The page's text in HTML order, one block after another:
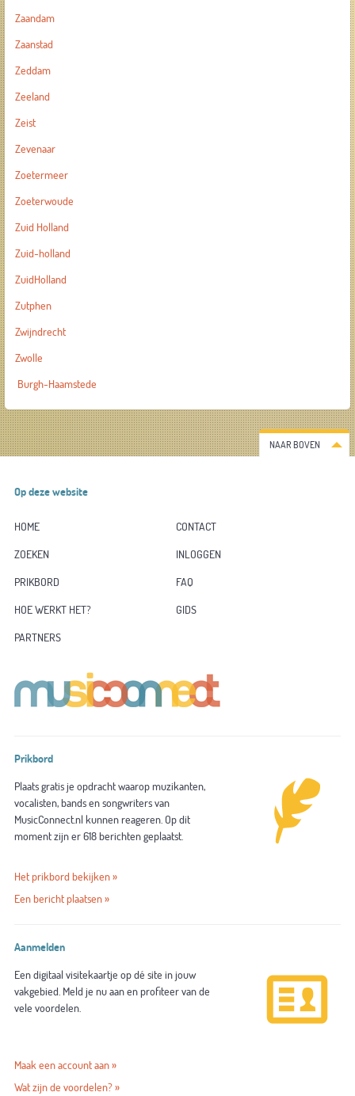
Zaandam
Zaanstad
Zeddam
Zeeland
Zeist
Zevenaar
Zoetermeer
Zoeterwoude
Zuid Holland
Zuid-holland
ZuidHolland
Zutphen
Zwijndrecht
Zwolle
Burgh-Haamstede
NAAR BOVEN
Op deze website
HOME
CONTACT
ZOEKEN
INLOGGEN
PRIKBORD
FAQ
HOE WERKT HET?
GIDS
PARTNERS
Prikbord
Plaats gratis je opdracht waarop muzikanten,
vocalisten, bands en songwriters van
MusicConnect.nl kunnen reageren. Op dit
moment zijn er 618 berichten geplaatst.
Het prikbord bekijken »
Een bericht plaatsen »
Aanmelden
Een digitaal visitekaartje op dé site in jouw
vakgebied. Meld je nu aan en profiteer van de
vele voordelen.
Maak een account aan »
Wat zijn de voordelen? »